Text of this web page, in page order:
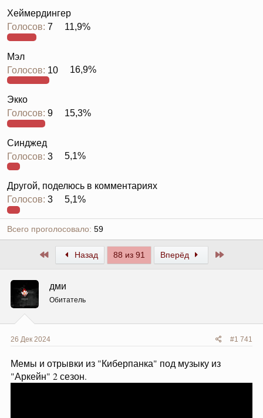
Хеймердингер
Голосов: 7 11,9%
Мэл
Голосов: 10 16,9%
Экко
Голосов: 9 15,3%
Синджед
Голосов: 3 5,1%
Другой, поделюсь в комментариях
Голосов: 3 5,1%
Всего проголосовало 59
ПервыйНазад 88 из 91 Вперёд
дми
Обитатель
26 Дек 2024 #1 741
Мемы и отрывки из "Киберпанка" под музыку из
"Аркейн" 2 сезон.